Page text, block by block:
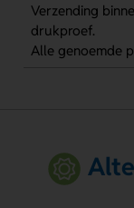
Verzending
drukproef.
Alle genoemde